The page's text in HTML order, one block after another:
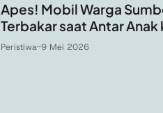
Apes! Mobil Warga
Terbakar saat Antar Anak
Peristiwa-9 Mei 2026